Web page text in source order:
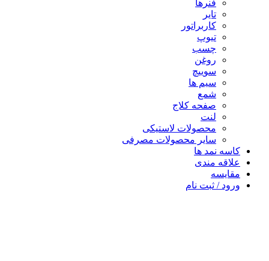
فنرها
تایر
کاربراتور
تیوپ
چسب
روغن
سوییچ
سیم ها
شمع
صفحه کلاج
لنت
محصولات لاستیکی
سایر محصولات مصرفی
کاسه نمد ها
علاقه مندی
مقایسه
ورود / ثبت نام